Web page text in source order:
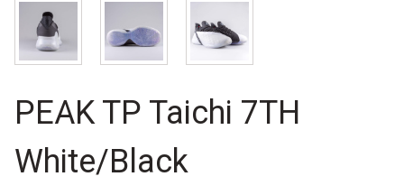
PEAK TP Taichi 7TH
White/Black